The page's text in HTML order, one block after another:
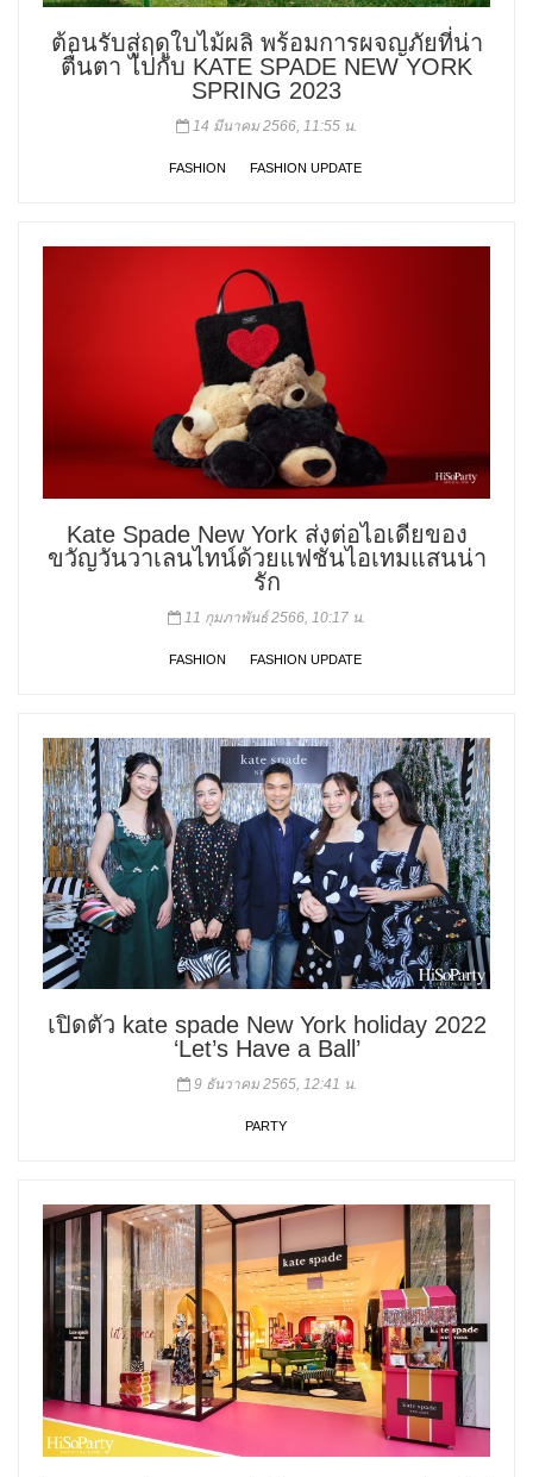
ต้อนรับสู่ฤดูใบไม้ผลิ พร้อมการผจญภัยที่น่า
ตื่นตา ไปกับ KATE SPADE NEW YORK
SPRING 2023
14 มีนาคม 2566, 11:55 น.
FASHION FASHION UPDATE
Kate Spade New York ส่งต่อไอเดียของ
ขวัญวันวาเลนไทน์ด้วยแฟชั่นไอเทมแสนน่า
รัก
11 กุมภาพันธ์ 2566, 10:17 น.
FASHION FASHION UPDATE
เปิดตัว kate spade New York holiday 2022
‘Let’s Have a Ball’
9 ธันวาคม 2565, 12:41 น.
PARTY